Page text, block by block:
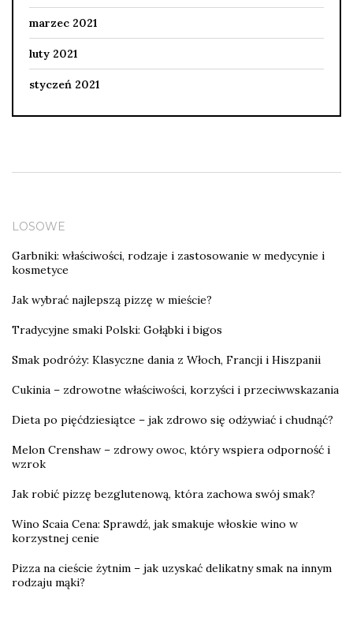
marzec 2021
luty 2021
styczeń 2021
LOSOWE
Garbniki: właściwości, rodzaje i zastosowanie w medycynie i
kosmetyce
Jak wybrać najlepszą pizzę w mieście?
Tradycyjne smaki Polski: Gołąbki i bigos
Smak podróży: Klasyczne dania z Włoch, Francji i Hiszpanii
Cukinia – zdrowotne właściwości, korzyści i przeciwwskazania
Dieta po pięćdziesiątce – jak zdrowo się odżywiać i chudnąć?
Melon Crenshaw – zdrowy owoc, który wspiera odporność i
wzrok
Jak robić pizzę bezglutenową, która zachowa swój smak?
Wino Scaia Cena: Sprawdź, jak smakuje włoskie wino w
korzystnej cenie
Pizza na cieście żytnim – jak uzyskać delikatny smak na innym
rodzaju mąki?